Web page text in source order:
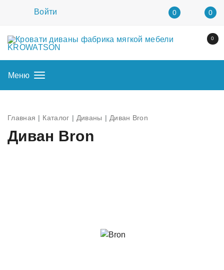
Войти 0 0
0
Меню
Главная Каталог Диваны Диван Bron
Диван Bron